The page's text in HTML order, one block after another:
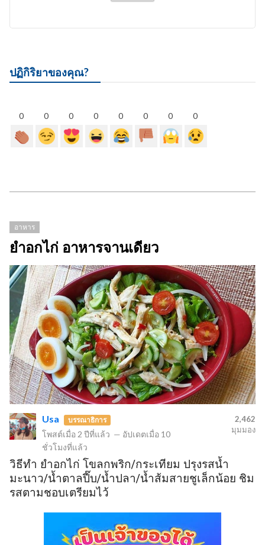
ปฏิกิริยาของคุณ?
0 0 0 0 0 0 0 0
อาหาร
ยำอกไก่ อาหารจานเดียว
Usa บรรณาธิการ
โพสต์เมื่อ 2 ปีที่แล้ว — อัปเดตเมื่อ 10
ชั่วโมงที่แล้ว
2,462
มุมมอง
วิธีทำ ยำอกไก่ โขลกพริก/กระเทียม ปรุงรสน้ำ
มะนาว/น้ำตาลปี๊บ/น้ำปลา/น้ำส้มสายชูเล็กน้อย ชิม
รสตามชอบเตรียมไว้